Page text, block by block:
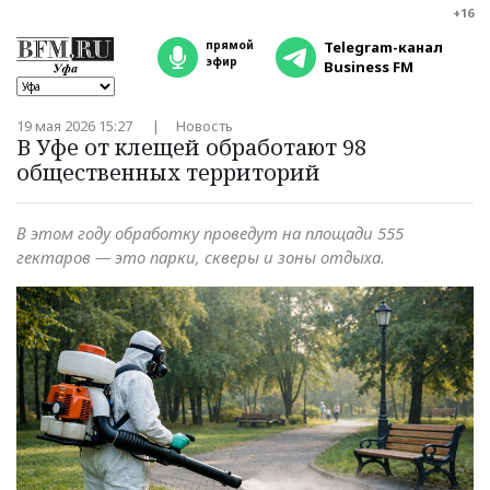
+16
прямой
эфир
Telegram-канал
Business FM
19 мая 2026 15:27 Новость
В Уфе от клещей обработают 98
общественных территорий
В этом году обработку проведут на площади 555
гектаров — это парки, скверы и зоны отдыха.